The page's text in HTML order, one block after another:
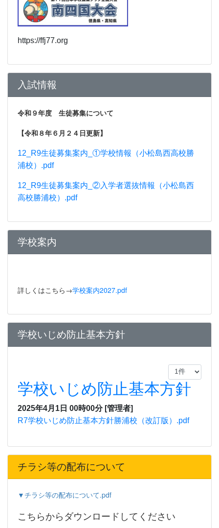
https://ffj77.org
入試情報
令和９年度 生徒募集について
【令和８年６月２４日更新】
12_R9生徒募集案内_①学校情報（小松島西高校勝
浦校）.pdf
12_R9生徒募集案内_②入学者選抜情報（小松島西
高校勝浦校）.pdf
学校案内
詳しくはこちら→学校案内2027.pdf
学校いじめ防止基本方針
学校いじめ防止基本方針
2025年4月1日 00時00分 [管理者]
R7学校いじめ防止基本方針勝浦校（改訂版）.pdf
チラシ等の配布について
▼チラシ等の配布について.pdf
こちらからダウンロードしてください